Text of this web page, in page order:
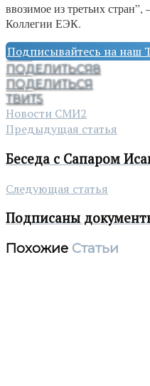
ввозимое из третьих
Коллегии ЕЭК.
Подписывайтесь на наш
ПОДЕЛИТЬСЯ8
ПОДЕЛИТЬСЯ
ТВИТ5
Новости СМИ2
Предыдущая статья
Беседа с Сапаром
Следующая статья
Подписаны
Похожие Статьи